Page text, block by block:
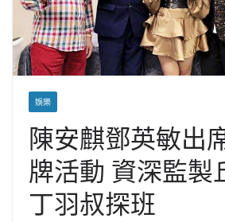
娛樂
陳安麒鄧英敏出
牌活動 資深監製
丁羽叔探班